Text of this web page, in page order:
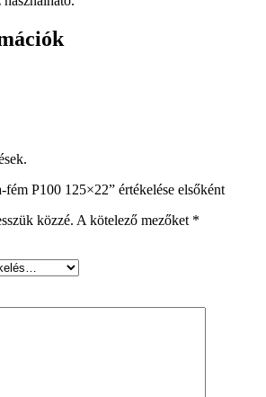
fém P100 125×22” értékelése elsőként
közzé. A kötelező mezőket *